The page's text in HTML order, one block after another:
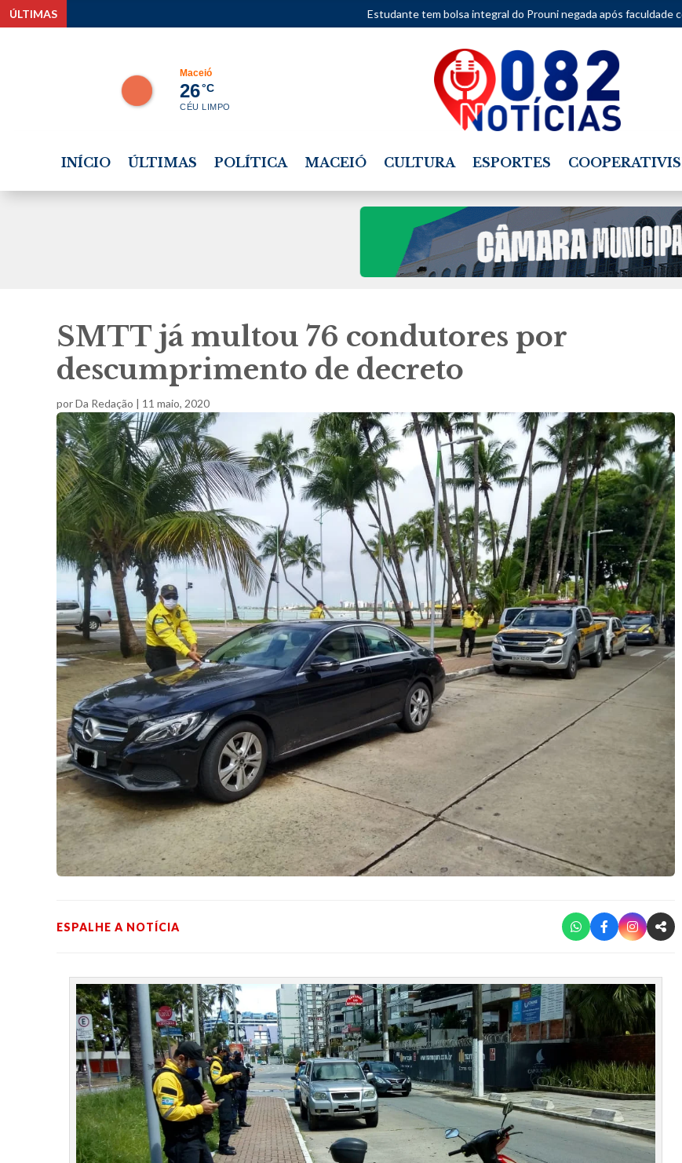
ÚLTIMAS Estudante tem bolsa integral do Prouni negada após faculdade considerar movimentações
Maceió
26°C
CÉU LIMPO
INÍCIO ÚLTIMAS POLÍTICA MACEIÓ CULTURA ESPORTES
SMTT já multou 76 condutores por
descumprimento de decreto
porDa Redação 11 maio, 2020
ESPALHE A NOTÍCIA